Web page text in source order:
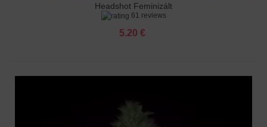
Headshot Feminizált
61 reviews
5.20 €